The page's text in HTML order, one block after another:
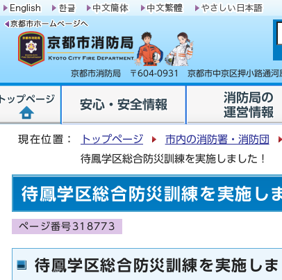
京都市消防局 〒604-0931 京都市中京区押小路通
トップページ 安心・安全情報
消防局の
運営情報
現在位置： トップページ 市内の消防署・消防団
待鳳学区総合防災訓練を実施しました！
待鳳学区総合防災訓練を実施し
ページ番号318773
待鳳学区総合防災訓練を実施しま